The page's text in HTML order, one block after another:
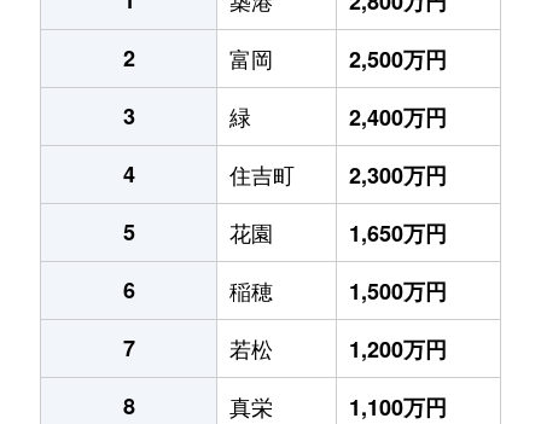
2
富岡
2,500万円
3
緑
2,400万円
4
住吉町
2,300万円
5
花園
1,650万円
6
稲穂
1,500万円
7
若松
1,200万円
8
真栄
1,100万円